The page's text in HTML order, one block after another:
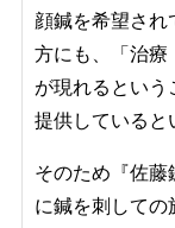
顔鍼を希望され
方にも、「治療
が現れるという
提供していると
そのため『佐
に鍼を刺しての